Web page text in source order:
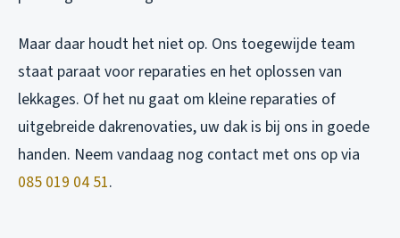
Maar daar houdt het niet op. Ons toegewijde team
staat paraat voor reparaties en het oplossen van
lekkages. Of het nu gaat om kleine reparaties of
uitgebreide dakrenovaties, uw dak is bij ons in goede
handen. Neem vandaag nog contact met ons op via
085 019 04 51.